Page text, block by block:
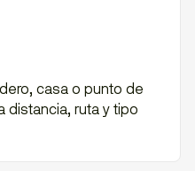
casa o punto de
distancia, ruta y tipo